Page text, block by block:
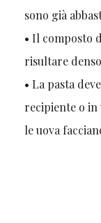
sono già
• Il composto
risultare
• La pasta
recipiente o
le uova